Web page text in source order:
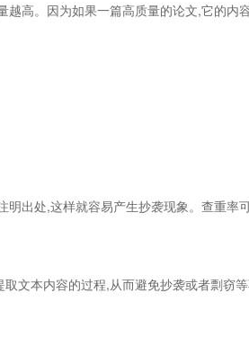
高。因为如果一篇高质量的论文,它的内
出处,这样就容易产生抄袭现象。查重率
文本内容的过程,从而避免抄袭或者剽窃